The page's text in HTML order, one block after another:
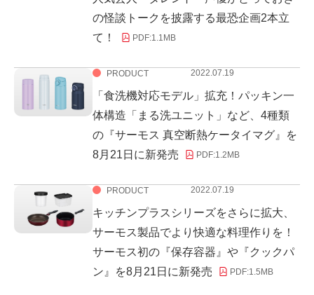
の怪談トークを披露する最恐企画2本立
て！
PDF:1.1MB
PRODUCT 2022.07.19
「食洗機対応モデル」拡充！パッキン一
体構造「まる洗ユニット」など、4種類
の『サーモス 真空断熱ケータイマグ』を
8月21日に新発売
PDF:1.2MB
PRODUCT 2022.07.19
キッチンプラスシリーズをさらに拡大、
サーモス製品でより快適な料理作りを！
サーモス初の『保存容器』や『クックパ
ン』を8月21日に新発売
PDF:1.5MB